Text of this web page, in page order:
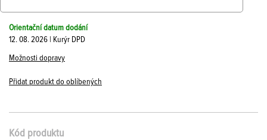
Orientační datum dodání
12. 08. 2026 | Kurýr DPD
Možnosti dopravy
Přidat produkt do oblíbených
Kód produktu